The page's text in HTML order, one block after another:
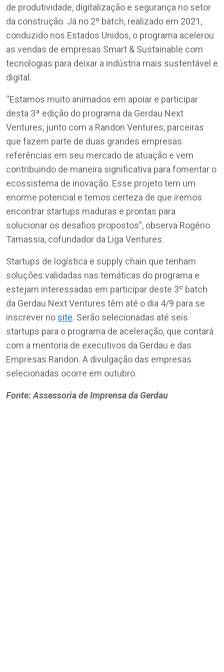
de produtividade, digitalização e segurança no setor
da construção. Já no 2º batch, realizado em 2021,
conduzido nos Estados Unidos, o programa acelerou
as vendas de empresas Smart & Sustainable com
tecnologias para deixar a indústria mais sustentável e
digital.
“Estamos muito animados em apoiar e participar
desta 3ª edição do programa da Gerdau Next
Ventures, junto com a Randon Ventures, parceiras
que fazem parte de duas grandes empresas
referências em seu mercado de atuação e vem
contribuindo de maneira significativa para fomentar o
ecossistema de inovação. Esse projeto tem um
enorme potencial e temos certeza de que iremos
encontrar startups maduras e prontas para
solucionar os desafios propostos”, observa Rogério
Tamassia, cofundador da Liga Ventures.
Startups de logística e supply chain que tenham
soluções validadas nas temáticas do programa e
estejam interessadas em participar deste 3º batch
da Gerdau Next Ventures têm até o dia 4/9 para se
inscrever no site. Serão selecionadas até seis
startups para o programa de aceleração, que contará
com a mentoria de executivos da Gerdau e das
Empresas Randon. A divulgação das empresas
selecionadas ocorre em outubro.
Fonte: Assessoria de Imprensa da Gerdau